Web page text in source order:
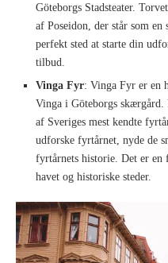
Göteborgs Stadsteater.
af Poseidon, der står som
perfekt sted at starte din
tilbud.
Vinga Fyr: Vinga Fyr er en
Vinga i Göteborgs
af Sveriges mest kendte
udforske fyrtårnet, nyde de
fyrtårnets historie. Det er en
havet og historiske steder.